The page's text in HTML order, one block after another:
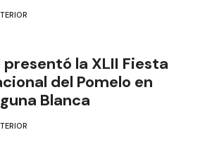
presentó la XLII Fiesta
del Pomelo en
Blanca